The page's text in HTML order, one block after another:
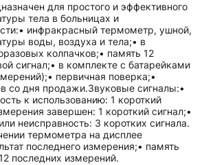
для простого и эффективного
тела в больницах и
инфракрасный термометр, ушной,
воды, воздуха и тела;• в
колпачков;• память 12
сигнал;• в комплекте с батарейками
первичная поверка;•
со дня продажи.Звуковые сигналы:•
к использованию: 1 короткий
завершен: 1 короткий сигнал;•
неисправность: 3 коротких сигнала.
термометра на дисплее
последнего измерения;• память
последних измерений.